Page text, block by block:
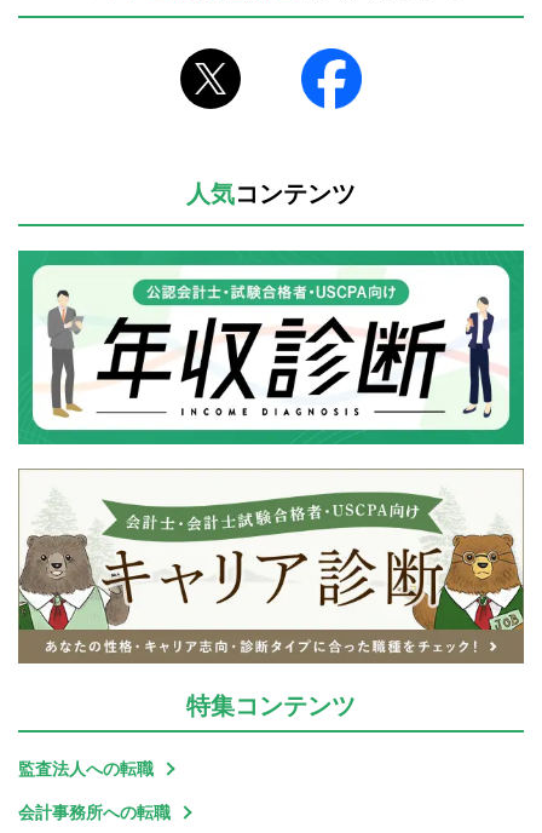
人気コンテンツ
特集コンテンツ
監査法人への転職
会計事務所への転職